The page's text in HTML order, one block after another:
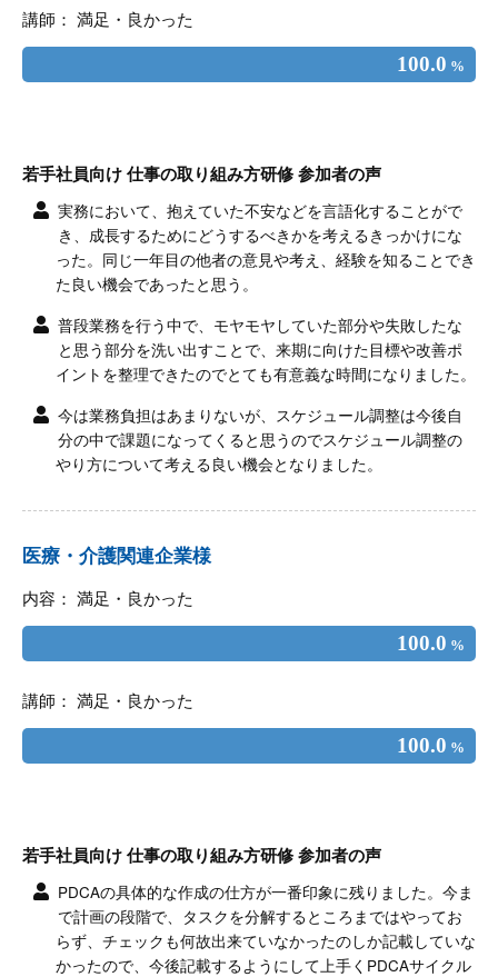
講師： 満足・良かった
100.0 %
若手社員向け 仕事の取り組み方研修 参加者の声
実務において、抱えていた不安などを言語化することがで
き、成長するためにどうするべきかを考えるきっかけにな
った。同じ一年目の他者の意見や考え、経験を知ることでき
た良い機会であったと思う。
普段業務を行う中で、モヤモヤしていた部分や失敗したな
と思う部分を洗い出すことで、来期に向けた目標や改善ポ
イントを整理できたのでとても有意義な時間になりました。
今は業務負担はあまりないが、スケジュール調整は今後自
分の中で課題になってくると思うのでスケジュール調整の
やり方について考える良い機会となりました。
医療・介護関連企業様
内容： 満足・良かった
100.0 %
講師： 満足・良かった
100.0 %
若手社員向け 仕事の取り組み方研修 参加者の声
PDCAの具体的な作成の仕方が一番印象に残りました。今ま
で計画の段階で、タスクを分解するところまではやってお
らず、チェックも何故出来ていなかったのしか記載していな
かったので、今後記載するようにして上手くPDCAサイクル